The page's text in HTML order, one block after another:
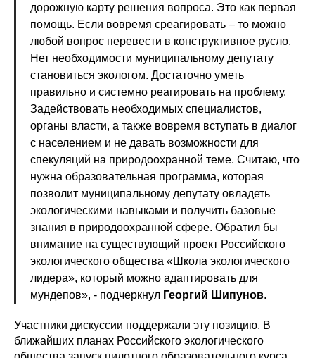
дорожную карту решения вопроса. Это как первая
помощь. Если вовремя среагировать – то можно
любой вопрос перевести в конструктивное русло.
Нет необходимости муниципальному депутату
становиться экологом. Достаточно уметь
правильно и системно реагировать на проблему.
Задействовать необходимых специалистов,
органы власти, а также вовремя вступать в диалог
с населением и не давать возможности для
спекуляций на природоохранной теме. Считаю, что
нужна образовательная программа, которая
позволит муниципальному депутату овладеть
экологическими навыками и получить базовые
знания в природоохранной сфере. Обратил бы
внимание на существующий проект Российского
экологического общества «Школа экологического
лидера», который можно адаптировать для
мундепов», - подчеркнул Георгий Шипунов.
Участники дискуссии поддержали эту позицию. В
ближайших планах Российского экологического